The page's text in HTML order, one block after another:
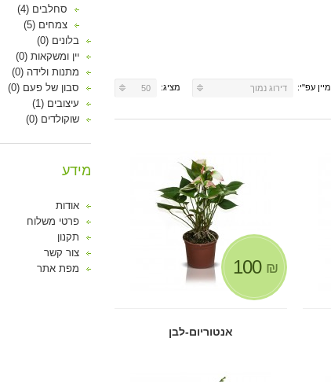
מיין עפ"י: דירוג נמוך מציג: 50
אנטוריום-לבן
₪
100
סחלבים (4)
צמחים (5)
בלונים (0)
יין ומשקאות (0)
מתנות ולידה (0)
סבון של פעם (0)
עיצובים (1)
שוקולדים (0)
מידע
אודות
פרטי משלוח
תקנון
צור קשר
מפת אתר